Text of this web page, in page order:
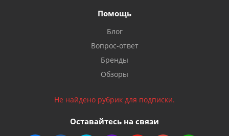
Помощь
Блог
Вопрос-ответ
Бренды
Обзоры
Не найдено рубрик для подписки.
Оставайтесь на связи